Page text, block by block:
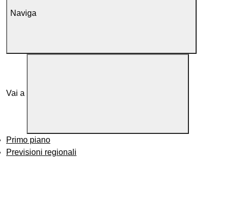
Naviga
Vai a
Primo piano
Previsioni regionali